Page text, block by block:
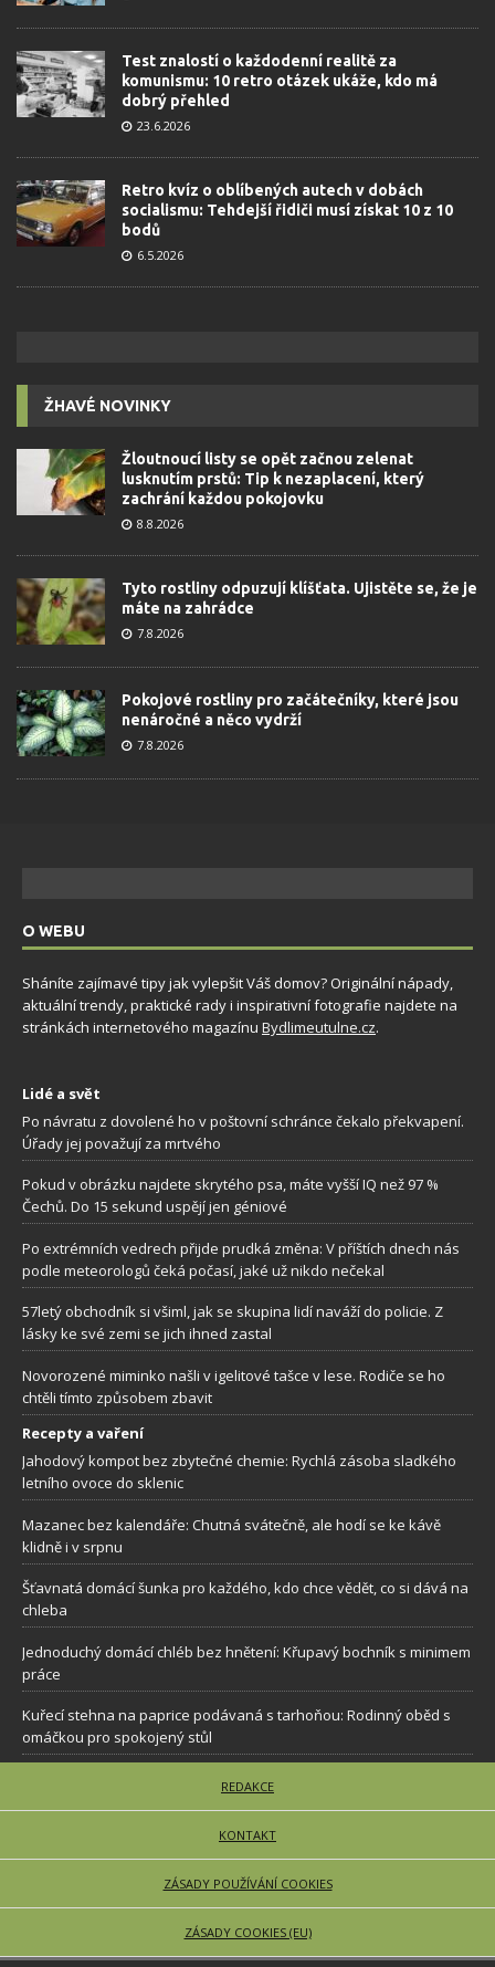
Test znalostí o každodenní realitě za
komunismu: 10 retro otázek ukáže, kdo má
dobrý přehled
23.6.2026
Retro kvíz o oblíbených autech v dobách
socialismu: Tehdejší řidiči musí získat 10 z 10
bodů
6.5.2026
ŽHAVÉ NOVINKY
Žloutnoucí listy se opět začnou zelenat
lusknutím prstů: Tip k nezaplacení, který
zachrání každou pokojovku
8.8.2026
Tyto rostliny odpuzují klíšťata. Ujistěte se, že je
máte na zahrádce
7.8.2026
Pokojové rostliny pro začátečníky, které jsou
nenáročné a něco vydrží
7.8.2026
O WEBU
Sháníte zajímavé tipy jak vylepšit Váš domov? Originální nápady,
aktuální trendy, praktické rady i inspirativní fotografie najdete na
stránkách internetového magazínu Bydlimeutulne.cz.
Lidé a svět
Po návratu z dovolené ho v poštovní schránce čekalo překvapení.
Úřady jej považují za mrtvého
Pokud v obrázku najdete skrytého psa, máte vyšší IQ než 97 %
Čechů. Do 15 sekund uspějí jen géniové
Po extrémních vedrech přijde prudká změna: V příštích dnech nás
podle meteorologů čeká počasí, jaké už nikdo nečekal
57letý obchodník si všiml, jak se skupina lidí naváží do policie. Z
lásky ke své zemi se jich ihned zastal
Novorozené miminko našli v igelitové tašce v lese. Rodiče se ho
chtěli tímto způsobem zbavit
Recepty a vaření
Jahodový kompot bez zbytečné chemie: Rychlá zásoba sladkého
letního ovoce do sklenic
Mazanec bez kalendáře: Chutná svátečně, ale hodí se ke kávě
klidně i v srpnu
Šťavnatá domácí šunka pro každého, kdo chce vědět, co si dává na
chleba
Jednoduchý domácí chléb bez hnětení: Křupavý bochník s minimem
práce
Kuřecí stehna na paprice podávaná s tarhoňou: Rodinný oběd s
omáčkou pro spokojený stůl
REDAKCE
KONTAKT
ZÁSADY POUŽÍVÁNÍ COOKIES
ZÁSADY COOKIES (EU)